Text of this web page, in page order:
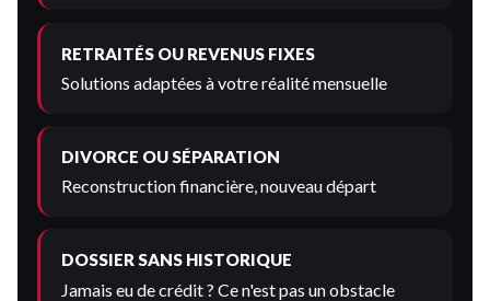
RETRAITÉS OU REVENUS FIXES
Solutions adaptées à votre réalité mensuelle
DIVORCE OU SÉPARATION
Reconstruction financière, nouveau départ
DOSSIER SANS HISTORIQUE
Jamais eu de crédit ? Ce n'est pas un obstacle